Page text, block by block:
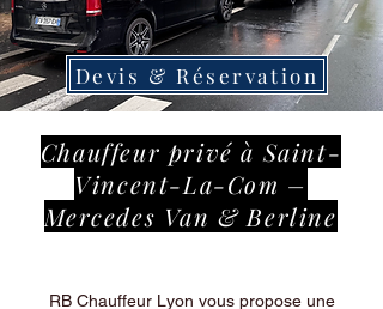
Devis & Réservation
Chauffeur privé à Saint-
Vincent-La-Com –
Mercedes Van & Berline
RB Chauffeur Lyon vous propose une